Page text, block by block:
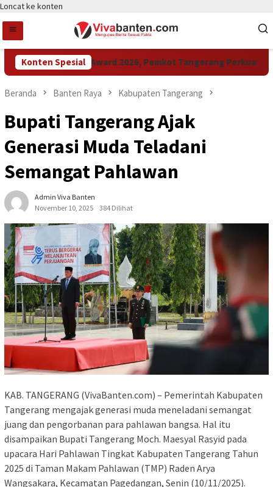
Loncat ke konten
Konten Spesial
Raih LPM Award 2026, Pemkot Tangerang Perkuat
Beranda Banten Raya Kabupaten Tangerang
Bupati Tangerang Ajak
Generasi Muda Teladani
Semangat Pahlawan
Admin Viva Banten
November 10, 2025
384 Dilihat
KAB. TANGERANG (VivaBanten.com) – Pemerintah Kabupaten
Tangerang mengajak generasi muda meneladani semangat
juang dan pengorbanan para pahlawan bangsa. Hal itu
disampaikan Bupati Tangerang Moch. Maesyal Rasyid pada
upacara Hari Pahlawan Tingkat Kabupaten Tangerang Tahun
2025 di Taman Makam Pahlawan (TMP) Raden Arya
Wangsakara, Kecamatan Pagedangan, Senin (10/11/2025).